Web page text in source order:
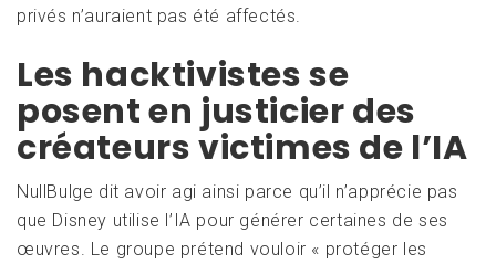
privés n’auraient pas été affectés.
Les hacktivistes se
posent en justicier des
créateurs victimes de l’IA
NullBulge dit avoir agi ainsi parce qu’il n’apprécie pas
que Disney utilise l’IA pour générer certaines de ses
œuvres. Le groupe prétend vouloir « protéger les